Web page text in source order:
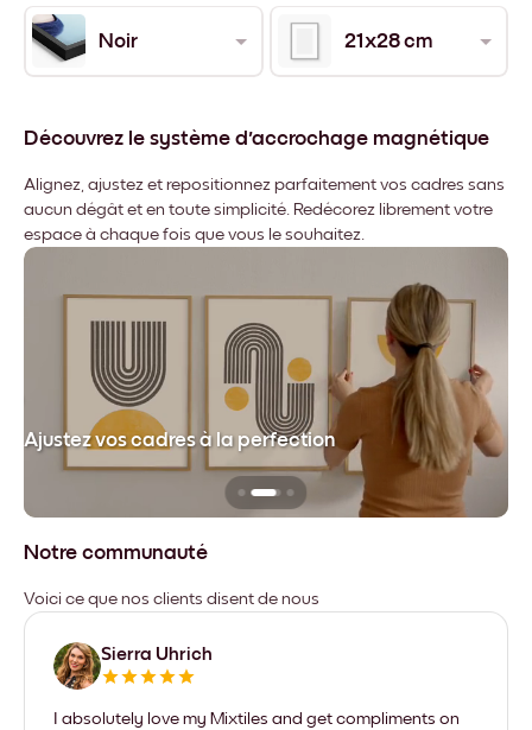
Noir 21x28 cm
Découvrez le système d'accrochage magnétique
Alignez, ajustez et repositionnez parfaitement vos cadres sans
aucun dégât et en toute simplicité. Redécorez librement votre
espace à chaque fois que vous le souhaitez.
Ajustez vos cadres à la perfection
Notre communauté
Voici ce que nos clients disent de nous
Sierra Uhrich
I absolutely love my Mixtiles and get compliments on